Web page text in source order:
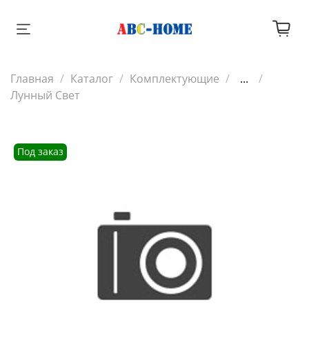
Главная Каталог Комплектующие
...
Лунный Свет
Под заказ